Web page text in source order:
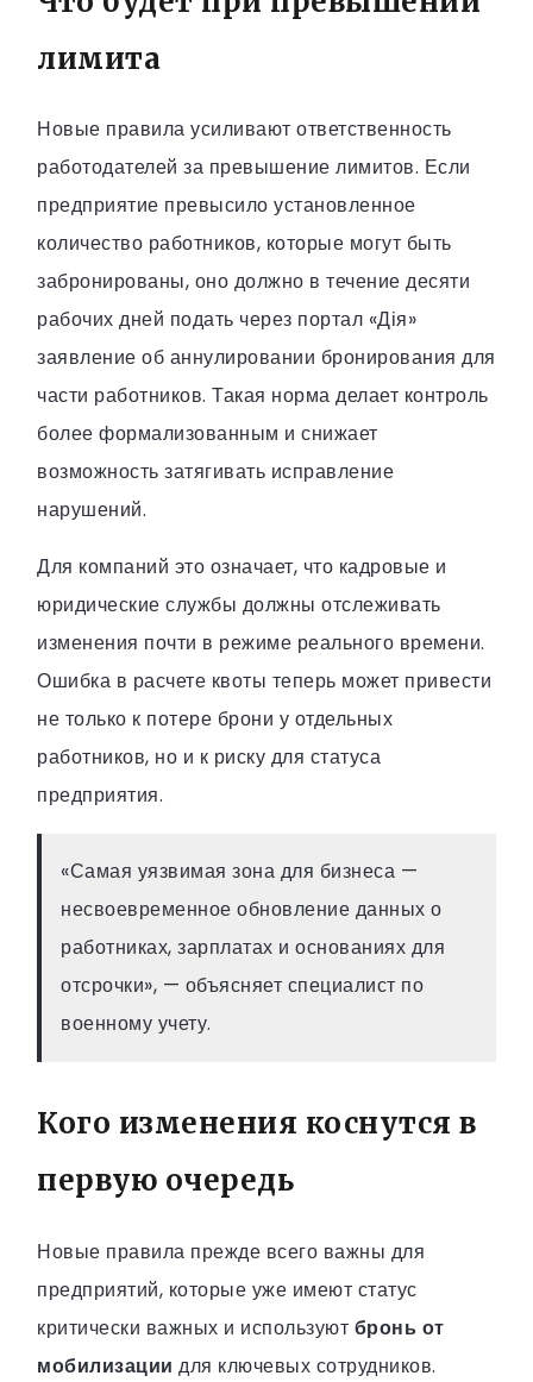
лимита
Новые правила усиливают ответственность
работодателей за превышение лимитов. Если
предприятие превысило установленное
количество работников, которые могут быть
забронированы, оно должно в течение десяти
рабочих дней подать через портал «Дія»
заявление об аннулировании бронирования для
части работников. Такая норма делает контроль
более формализованным и снижает
возможность затягивать исправление
нарушений.
Для компаний это означает, что кадровые и
юридические службы должны отслеживать
изменения почти в режиме реального времени.
Ошибка в расчете квоты теперь может привести
не только к потере брони у отдельных
работников, но и к риску для статуса
предприятия.
«Самая уязвимая зона для бизнеса —
несвоевременное обновление данных о
работниках, зарплатах и основаниях для
отсрочки», — объясняет специалист по
военному учету.
Кого изменения коснутся в
первую очередь
Новые правила прежде всего важны для
предприятий, которые уже имеют статус
критически важных и используют бронь от
мобилизации для ключевых сотрудников.